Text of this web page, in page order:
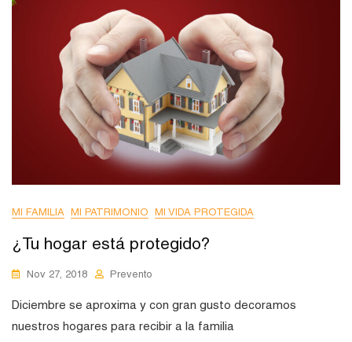
MI FAMILIA MI PATRIMONIO MI VIDA PROTEGIDA
¿Tu hogar está protegido?
Nov 27, 2018 Prevento
Diciembre se aproxima y con gran gusto decoramos
nuestros hogares para recibir a la familia